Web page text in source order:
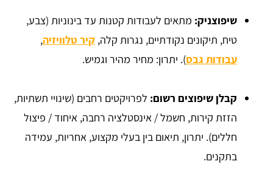
שיפוצניק: מתאים לעבודות קטנות עד בינוניות (צבע,
טיח, תיקונים נקודתיים, נגרות קלה, קיר טלוויזיה,
עבודות גבס). יתרון: מחיר מהיר וגמיש.
קבלן שיפוצים רשום: לפרויקטים רחבים (שינויי תשתיות,
הזזת קירות, חשמל / אינסטלציה רחבה, איחוד / פיצול
חללים). יתרון, תיאום בין בעלי מקצוע, אחריות, עמידה
בתקנים.